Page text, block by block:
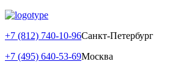
+7 (812) 740-10-96Санкт-Петербург
+7 (495) 640-53-69Москва